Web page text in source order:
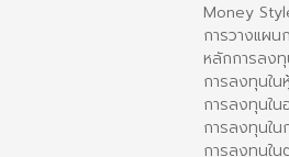
Money
การวางแผน
หลักการลง
การลงทุนใน
การลงทุนใ
การลงทุนใ
การลงทุนใน